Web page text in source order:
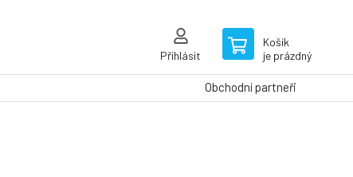
Přihlásit
Košík
je prázdný
Obchodní partneři